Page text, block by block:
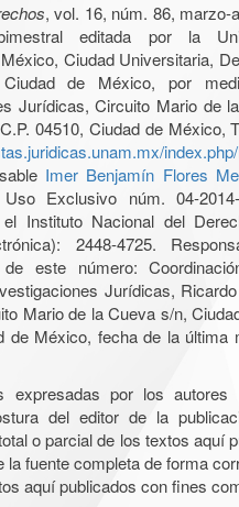
, vol. 16, núm. 86, marzo-
editada por la
Ciudad Universitaria,
de México, por
Jurídicas, Circuito Mario de
04510, Ciudad de México,
Imer Benjamín Flores
Exclusivo núm. 04-2014-
Instituto Nacional del
2448-4725.
de este número:
Jurídicas,
Mario de la Cueva s/n,
de México, fecha de la última
expresadas por los autores
del editor de la
o parcial de los textos aquí
la fuente completa de forma
aquí publicados con fines